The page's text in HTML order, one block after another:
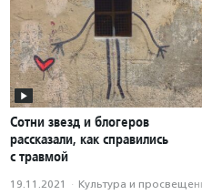
Сотни звезд и блогеров
рассказали, как справились
с травмой
19.11.2021 · Культура и